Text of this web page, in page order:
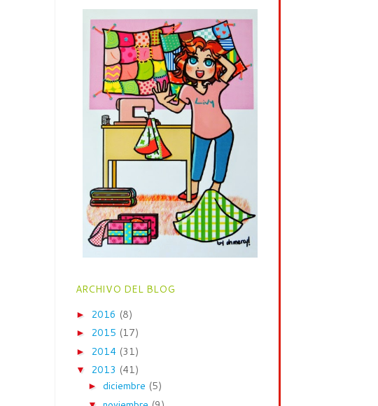
ARCHIVO DEL BLOG
► 2016 (8)
► 2015 (17)
► 2014 (31)
▼ 2013 (41)
► diciembre (5)